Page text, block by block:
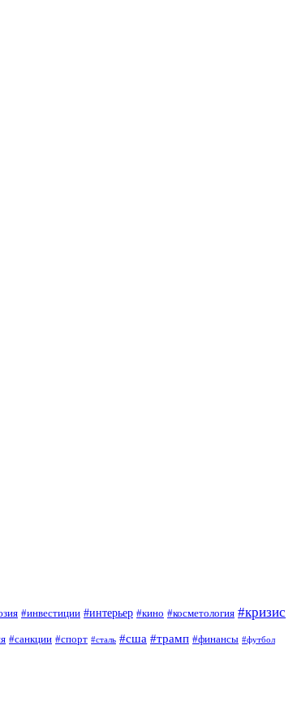
#инвестиции #интерьер #кино #косметология #кризис
#санкции #спорт #сталь #сша #трамп #финансы #футбол